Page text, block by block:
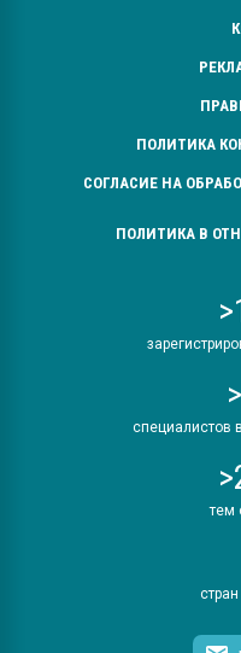
ПОЛИТИКА
СОГЛАСИЕ НА
ПОЛИТИКА В
специалистов
тем